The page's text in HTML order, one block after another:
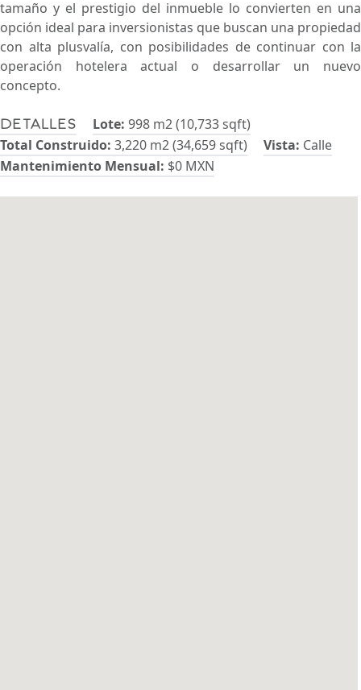
Detalles Lote: 998 m2 (10,733 sqft)
Total Construido: 3,220 m2 (34,659 sqft) Vista: Calle
Mantenimiento Mensual: $0 MXN
tamaño y el prestigio del inmueble lo convierten en una
opción ideal para inversionistas que buscan una propiedad
con alta plusvalía, con posibilidades de continuar con la
operación hotelera actual o desarrollar un nuevo
concepto.